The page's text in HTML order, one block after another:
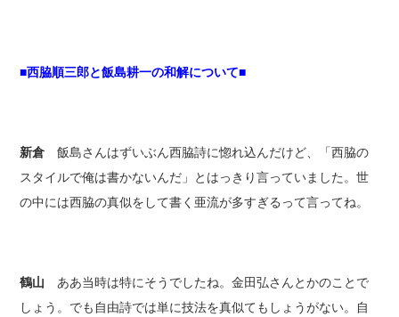
■西脇順三郎と飯島耕一の和解について■
新倉 飯島さんはずいぶん西脇詩に惚れ込んだけど、「西脇の
スタイルで俺は書かないんだ」とはっきり言っていました。世
の中には西脇の真似をして書く亜流が多すぎるって言ってね。
鶴山 ああ当時は特にそうでしたね。金田弘さんとかのことで
しょう。でも自由詩では単に技法を真似てもしょうがない。自